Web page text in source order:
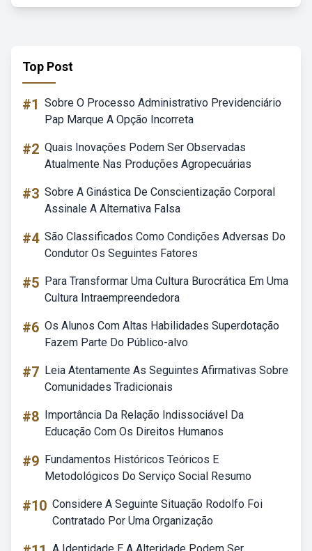
Top Post
#1 Sobre O Processo Administrativo Previdenciário
Pap Marque A Opção Incorreta
#2 Quais Inovações Podem Ser Observadas
Atualmente Nas Produções Agropecuárias
#3 Sobre A Ginástica De Conscientização Corporal
Assinale A Alternativa Falsa
#4 São Classificados Como Condições Adversas Do
Condutor Os Seguintes Fatores
#5 Para Transformar Uma Cultura Burocrática Em Uma
Cultura Intraempreendedora
#6 Os Alunos Com Altas Habilidades Superdotação
Fazem Parte Do Público-alvo
#7 Leia Atentamente As Seguintes Afirmativas Sobre
Comunidades Tradicionais
#8 Importância Da Relação Indissociável Da
Educação Com Os Direitos Humanos
#9 Fundamentos Históricos Teóricos E
Metodológicos Do Serviço Social Resumo
#10 Considere A Seguinte Situação Rodolfo Foi
Contratado Por Uma Organização